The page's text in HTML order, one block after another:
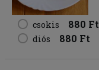
csokis 880 Ft
diós 880 Ft